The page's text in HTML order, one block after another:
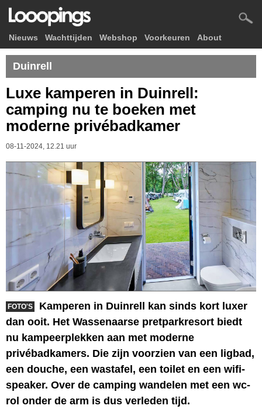
Nieuws Wachttijden Webshop Voorkeuren About
Duinrell
Luxe kamperen in Duinrell:
camping nu te boeken met
moderne privébadkamer
08-11-2024, 12.21 uur
FOTO'S
Kamperen in Duinrell kan sinds kort luxer
dan ooit. Het Wassenaarse pretparkresort biedt
nu kampeerplekken aan met moderne
privébadkamers. Die zijn voorzien van een ligbad,
een douche, een wastafel, een toilet en een wifi-
speaker. Over de camping wandelen met een wc-
rol onder de arm is dus verleden tijd.